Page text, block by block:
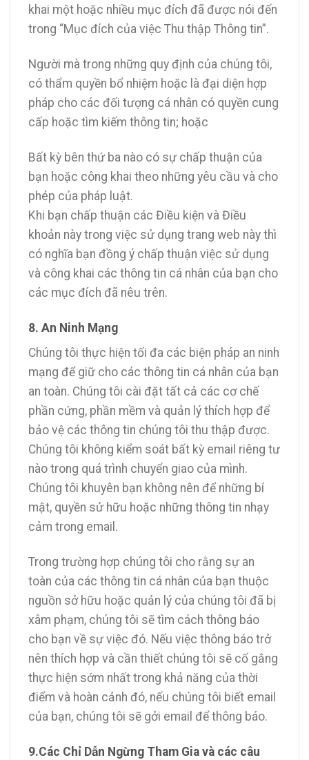
khai một hoặc nhiều mục đích đã được nói đến
trong “Mục đích của việc Thu thập Thông tin”.
Người mà trong những quy định của chúng tôi,
có thẩm quyền bổ nhiệm hoặc là đại diện hợp
pháp cho các đối tượng cá nhân có quyền cung
cấp hoặc tìm kiếm thông tin; hoặc
Bất kỳ bên thứ ba nào có sự chấp thuận của
bạn hoặc công khai theo những yêu cầu và cho
phép của pháp luật.
Khi bạn chấp thuận các Điều kiện và Điều
khoản này trong việc sử dụng trang web này thì
có nghĩa bạn đồng ý chấp thuận việc sử dụng
và công khai các thông tin cá nhân của bạn cho
các mục đích đã nêu trên.
8. An Ninh Mạng
Chúng tôi thực hiện tối đa các biện pháp an ninh
mạng để giữ cho các thông tin cá nhân của bạn
an toàn. Chúng tôi cài đặt tất cả các cơ chế
phần cứng, phần mềm và quản lý thích hợp để
bảo vệ các thông tin chúng tôi thu thập được.
Chúng tôi không kiểm soát bất kỳ email riêng tư
nào trong quá trình chuyển giao của mình.
Chúng tôi khuyên bạn không nên để những bí
mật, quyền sử hữu hoặc những thông tin nhạy
cảm trong email.
Trong trường hợp chúng tôi cho rằng sự an
toàn của các thông tin cá nhân của bạn thuộc
nguồn sở hữu hoặc quản lý của chúng tôi đã bị
xâm phạm, chúng tôi sẽ tìm cách thông báo
cho bạn về sự việc đó. Nếu việc thông báo trở
nên thích hợp và cần thiết chúng tôi sẽ cố gắng
thực hiện sớm nhất trong khả năng của thời
điểm và hoàn cảnh đó, nếu chúng tôi biết email
của bạn, chúng tôi sẽ gởi email để thông báo.
9.Các Chỉ Dẫn Ngừng Tham Gia và các câu